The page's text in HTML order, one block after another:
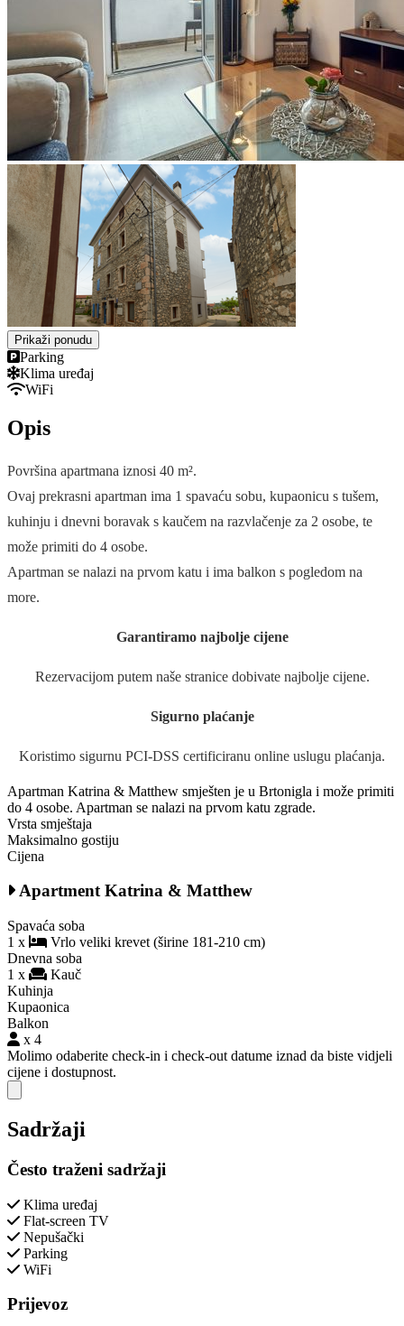
Prikaži ponudu
Parking
Klima uređaj
WiFi
Opis
Površina apartmana iznosi 40 m².
Ovaj prekrasni apartman ima 1 spavaću sobu, kupaonicu s tušem,
kuhinju i dnevni boravak s kaučem na razvlačenje za 2 osobe, te
može primiti do 4 osobe.
Apartman se nalazi na prvom katu i ima balkon s pogledom na
more.
Garantiramo najbolje cijene
Rezervacijom putem naše stranice dobivate najbolje cijene.
Sigurno plaćanje
Koristimo sigurnu PCI-DSS certificiranu online uslugu plaćanja.
Apartman Katrina & Matthew smješten je u Brtonigla i može primiti
do 4 osobe. Apartman se nalazi na prvom katu zgrade.
Vrsta smještaja
Maksimalno gostiju
Cijena
Apartment Katrina & Matthew
Spavaća soba
1 x
Vrlo veliki krevet (širine 181-210 cm)
Dnevna soba
1 x
Kauč
Kuhinja
Kupaonica
Balkon
x 4
Molimo odaberite check-in i check-out datume iznad da biste vidjeli
cijene i dostupnost.
Close modal
Sadržaji
Često traženi sadržaji
Klima uređaj
Flat-screen TV
Nepušački
Parking
WiFi
Prijevoz